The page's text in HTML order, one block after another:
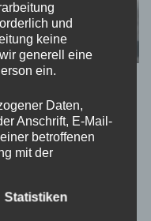
Herzen
1, 2022
Aber was sind
und
keine
generell eine
ein.
Daten,
Anschrift, E-Mail-
betroffenen
mit der
geltenden
Statistiken